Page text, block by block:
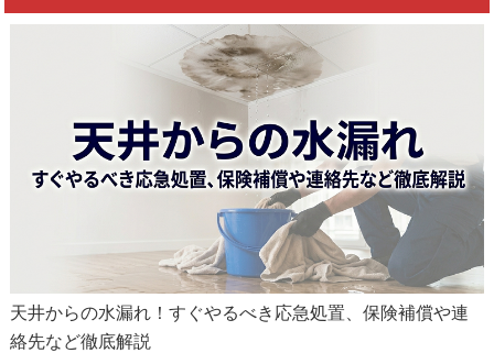
天井からの水漏れ！すぐやるべき応急処置、保険補償や連
絡先など徹底解説